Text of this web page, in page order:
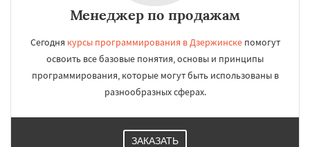
Менеджер по продажам
Сегодня курсы программирования в Дзержинскепомогут
освоить все базовые понятия, основы и принципы
программирования, которые могут быть использованы в
разнообразных сферах.
ЗАКАЗАТЬ